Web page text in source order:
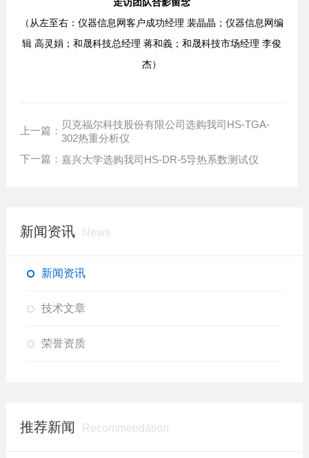
走访团队合影留念
（从左至右：仪器信息网客户成功经理 裴晶晶；仪器信息网编
辑 高灵娟；和晟科技总经理 蒋和義；和晟科技市场经理 李俊
杰）
上一篇：
贝克福尔科技股份有限公司选购我司HS-TGA-
302热重分析仪
下一篇： 嘉兴大学选购我司HS-DR-5导热系数测试仪
新闻资讯 News
新闻资讯
技术文章
荣誉资质
推荐新闻 Recommendation